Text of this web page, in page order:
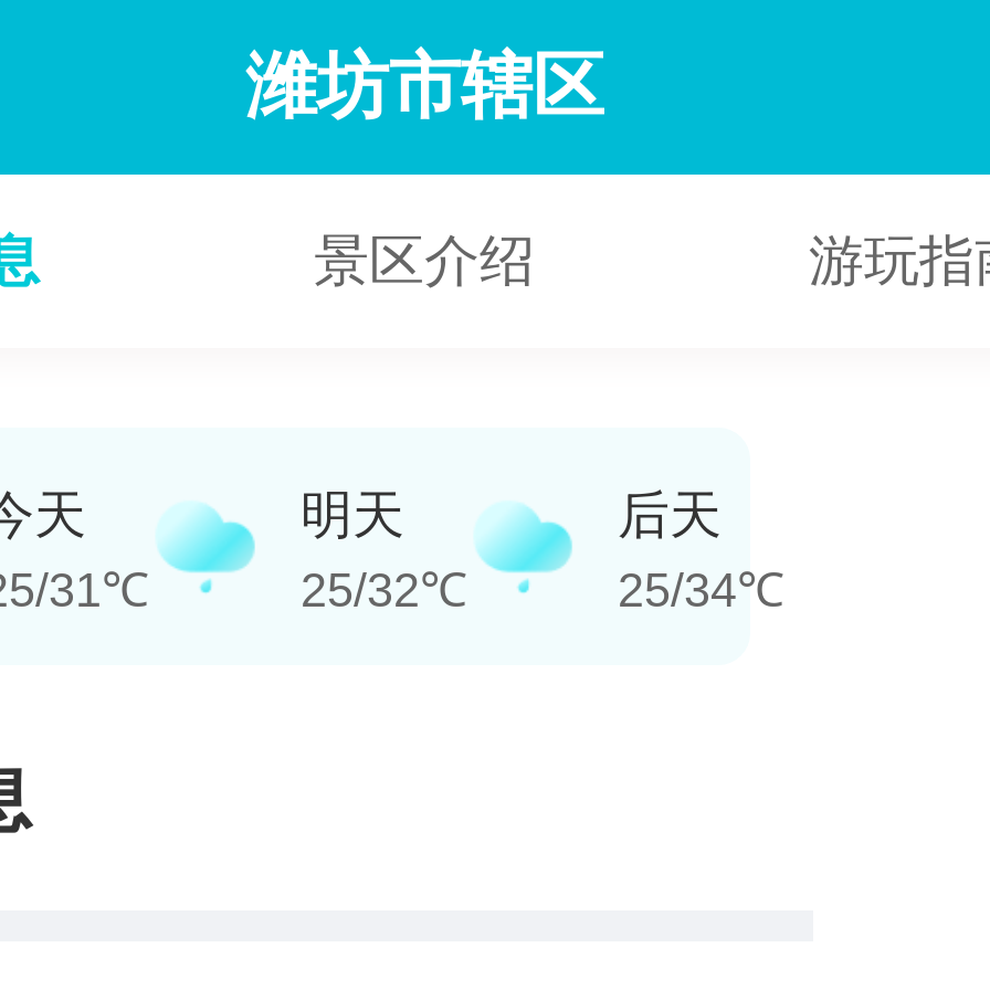
潍坊市辖区
景区介绍 游玩指
天
31℃
明天
25/32℃
后天
25/34℃